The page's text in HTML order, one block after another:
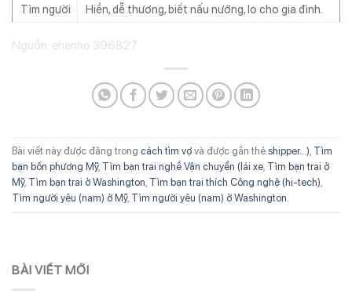
Tìm người
Hiền, dễ thương, biết nấu nướng, lo cho gia đình.
Nguồn: ehenho 396827
Bài viết này được đăng trong cách tìm vợ và được gắn thẻ shipper...) Tìm
bạn bốn phương Mỹ, Tìm bạn trai nghề Vận chuyển (lái xe Tìm bạn trai ở
Mỹ, Tìm bạn trai ở Washington Tìm bạn trai thích Công nghệ (hi-tech)
Tìm người yêu (nam) ở Mỹ, Tìm người yêu (nam) ở Washington
BÀI VIẾT MỚI